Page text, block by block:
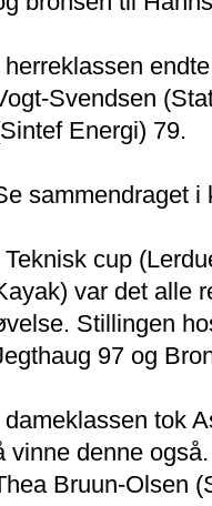
herreklassen
Svendsen
Energi) 79.
sammendraget
Teknisk cup
var det alle
Stillingen
97 og
dameklassen tok
vinne denne
Bruun-Olsen